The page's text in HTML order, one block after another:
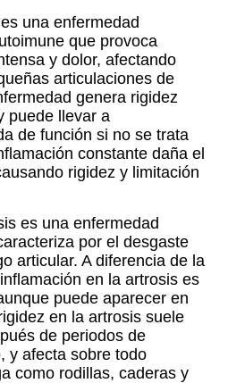
una enfermedad
que provoca
y dolor, afectando
articulaciones de
genera rigidez
puede llevar a
de función si no se trata
constante daña el
rigidez y limitación
es una enfermedad
por el desgaste
articular. A diferencia de la
en la artrosis es
puede aparecer en
en la artrosis suele
de periodos de
y afecta sobre todo
como rodillas, caderas y